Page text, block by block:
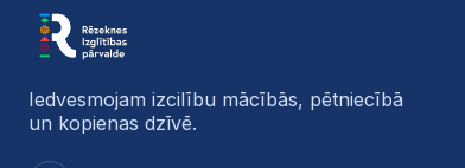
Iedvesmojam izcilību mācībās, pētniecībā
un kopienas dzīvē.